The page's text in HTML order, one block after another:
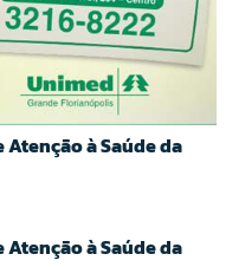
Atenção à Saúde da
Atenção à Saúde da